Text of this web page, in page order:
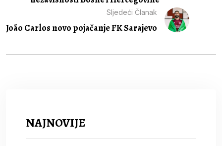
Sljedeći Članak
João Carlos novo pojačanje FK Sarajevo
NAJNOVIJE